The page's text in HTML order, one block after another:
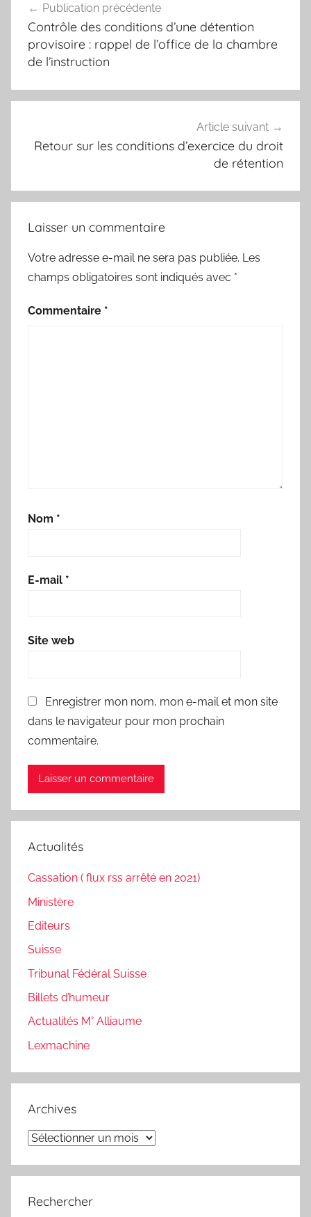
de
l’article
Publication précédente
Contrôle des conditions d’une détention
provisoire : rappel de l’office de la chambre
de l’instruction
Article suivant
Retour sur les conditions d’exercice du droit
de rétention
Laisser un commentaire
Votre adresse e-mail ne sera pas publiée. Les
champs obligatoires sont indiqués avec *
Commentaire *
Nom *
E-mail *
Site web
Enregistrer mon nom, mon e-mail et mon site
dans le navigateur pour mon prochain
commentaire.
Actualités
Cassation ( flux rss arrêté en 2021)
Ministère
Editeurs
Suisse
Tribunal Fédéral Suisse
Billets d’humeur
Actualités M° Alliaume
Lexmachine
Archives
Archives
Rechercher